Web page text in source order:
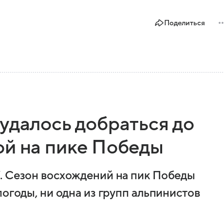
Поделиться
добраться до
на пике Победы
восхождений на пик Победы
ни одна из групп альпинистов